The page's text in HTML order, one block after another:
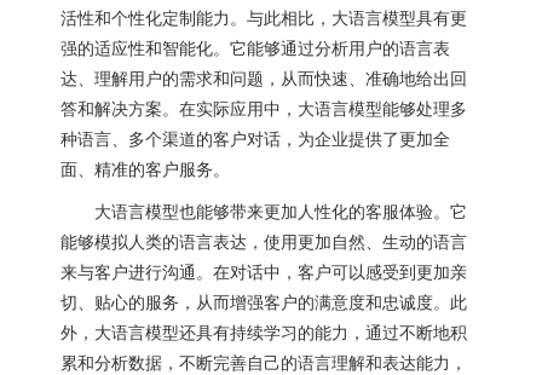
活性和个性化定制能力。与此相比，大语言模型具有更
强的适应性和智能化。它能够通过分析用户的语言表
达、理解用户的需求和问题，从而快速、准确地给出回
答和解决方案。在实际应用中，大语言模型能够处理多
种语言、多个渠道的客户对话，为企业提供了更加全
面、精准的客户服务。
大语言模型也能够带来更加人性化的客服体验。它
能够模拟人类的语言表达，使用更加自然、生动的语言
来与客户进行沟通。在对话中，客户可以感受到更加亲
切、贴心的服务，从而增强客户的满意度和忠诚度。此
外，大语言模型还具有持续学习的能力，通过不断地积
累和分析数据，不断完善自己的语言理解和表达能力，